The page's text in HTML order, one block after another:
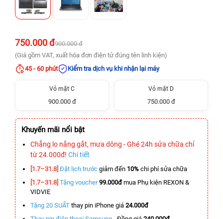
750.000 đ900.000 đ
(Giá gồm VAT, xuất hóa đơn điện tử đúng tên linh kiện)
45 - 60 phút
Kiểm tra dịch vụ khi nhận lại máy
Vỏ mặt C
900.000 đ
Vỏ mặt D
750.000 đ
Khuyến mãi nổi bật
Chẳng lo nắng gắt, mưa dông - Ghé 24h sửa chữa chỉ
từ 24.000đ! Chi tiết
[1.7–31.8] Đặt lịch trước giảm đến 10% chi phí sửa chữa
[1.7–31.8] Tặng voucher 99.000đmua Phụ kiện REXON &
VIDVIE
Tặng 20 SUẤT thay pin iPhone giá 24.000đ